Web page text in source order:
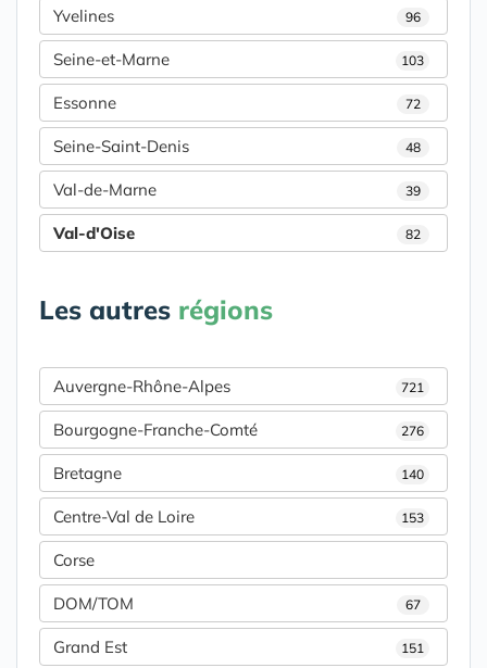
Yvelines 96
Seine-et-Marne 103
Essonne 72
Seine-Saint-Denis 48
Val-de-Marne 39
Val-d'Oise 82
Les autres régions
Auvergne-Rhône-Alpes 721
Bourgogne-Franche-Comté 276
Bretagne 140
Centre-Val de Loire 153
Corse
DOM/TOM 67
Grand Est 151